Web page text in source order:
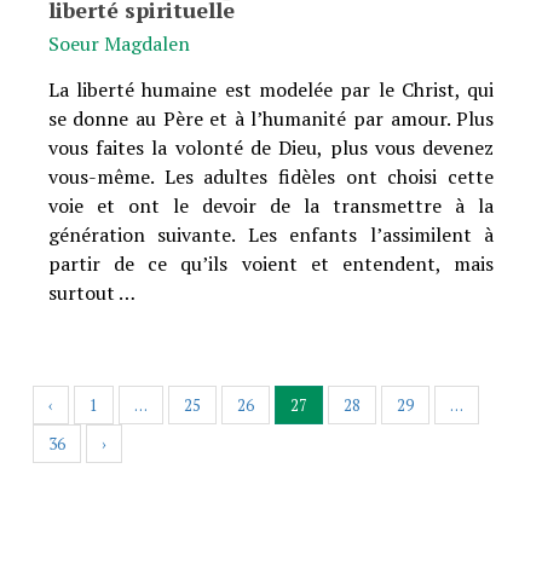
liberté spirituelle
Soeur Magdalen
La liberté humaine est modelée par le Christ, qui
se donne au Père et à l’humanité par amour. Plus
vous faites la volonté de Dieu, plus vous devenez
vous-même. Les adultes fidèles ont choisi cette
voie et ont le devoir de la transmettre à la
génération suivante. Les enfants l’assimilent à
partir de ce qu’ils voient et entendent, mais
surtout …
‹ 1 … 25 26 27 28 29
…
36
›